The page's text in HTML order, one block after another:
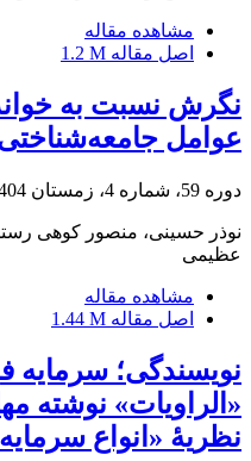
مشاهده مقاله
اصل مقاله 1.2 M
نگرش نسبت به
عوامل
دوره 59، شماره 4، زمستان 1404، صفحه
نوذر حسینی، منصور کوهی
عظیمی
مشاهده مقاله
اصل مقاله 1.44 M
نویسندگی؛ سرمایه
«الراویات» نوشته
نظریۀ «انواع